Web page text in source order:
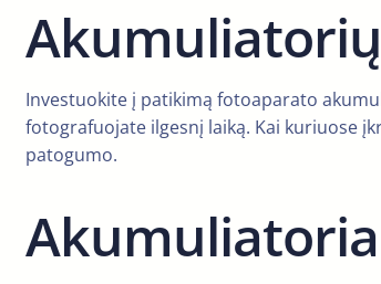
Investuokite į patikimą fotoaparato
fotografuojate ilgesnį laiką. Kai kuriuose
patogumo.